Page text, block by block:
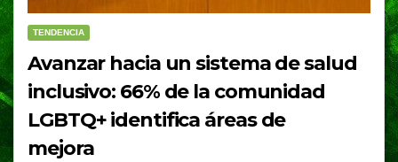
TENDENCIA
Avanzar hacia un sistema de salud
inclusivo: 66% de la comunidad
LGBTQ+ identifica áreas de
mejora